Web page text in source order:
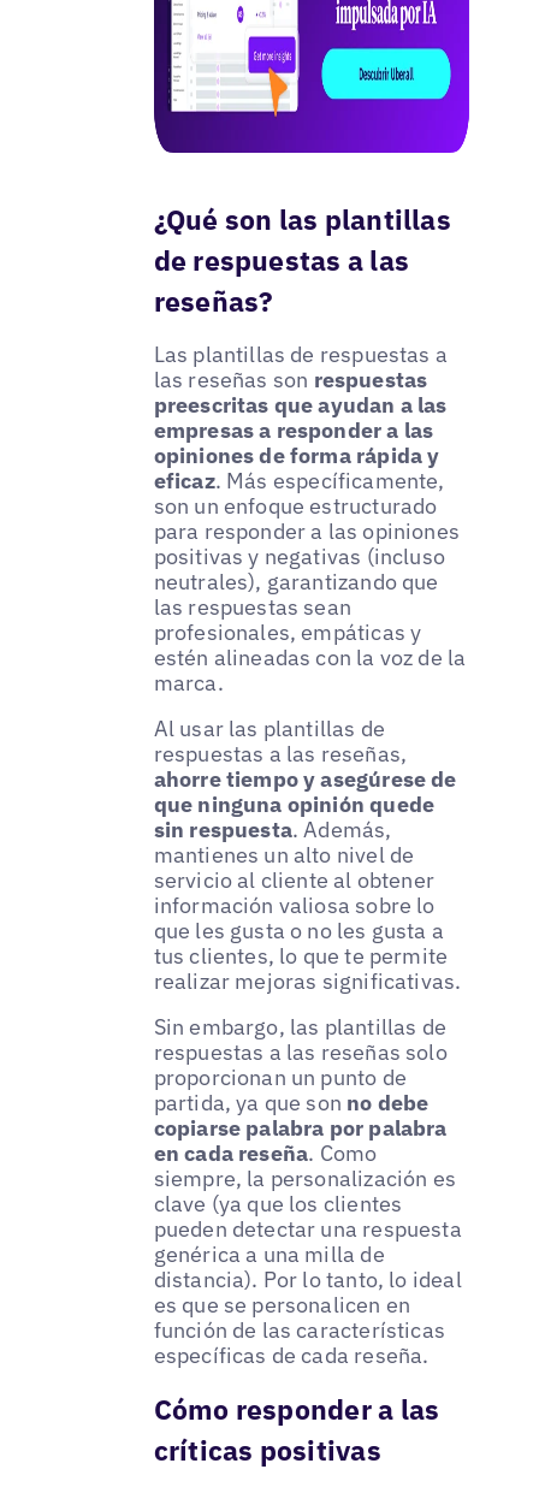
¿Qué son las plantillas
de respuestas a las
reseñas?
Las plantillas de respuestas a
las reseñas son respuestas
preescritas que ayudan a las
empresas a responder a las
opiniones de forma rápida y
eficaz. Más específicamente,
son un enfoque estructurado
para responder a las opiniones
positivas y negativas (incluso
neutrales), garantizando que
las respuestas sean
profesionales, empáticas y
estén alineadas con la voz de la
marca.
Al usar las plantillas de
respuestas a las reseñas,
ahorre tiempo y asegúrese de
que ninguna opinión quede
sin respuesta. Además,
mantienes un alto nivel de
servicio al cliente al obtener
información valiosa sobre lo
que les gusta o no les gusta a
tus clientes, lo que te permite
realizar mejoras significativas.
Sin embargo, las plantillas de
respuestas a las reseñas solo
proporcionan un punto de
partida, ya que son no debe
copiarse palabra por palabra
en cada reseña. Como
siempre, la personalización es
clave (ya que los clientes
pueden detectar una respuesta
genérica a una milla de
distancia). Por lo tanto, lo ideal
es que se personalicen en
función de las características
específicas de cada reseña.
Cómo responder a las
críticas positivas